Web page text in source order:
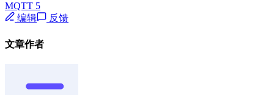
MQTT 5
编辑
反馈
文章作者